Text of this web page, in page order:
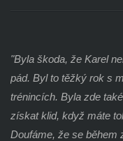
"Byla škoda, že Karel
pád. Byl to těžký rok s
trénincích. Byla zde
získat klid, když máte
Doufáme, že se během